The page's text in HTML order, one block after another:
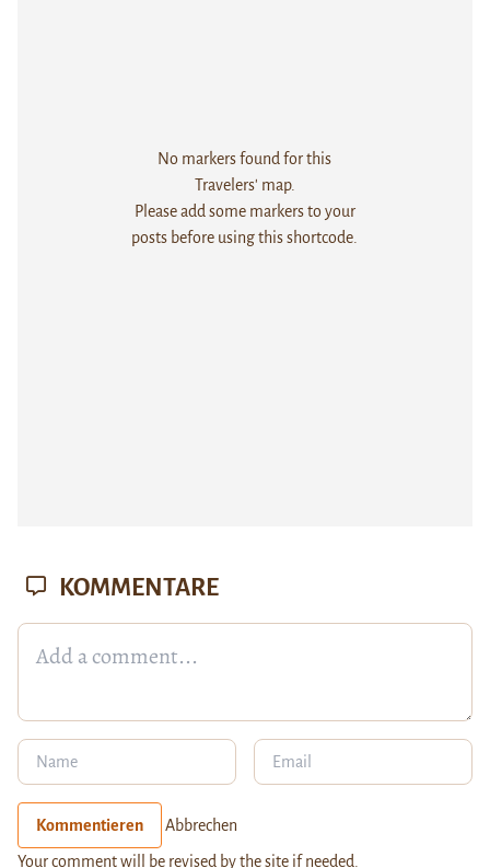
No markers found for this
Travelers' map.
Please add some markers to your
posts before using this shortcode.
KOMMENTARE
Kommentieren Abbrechen
Your comment will be revised by the site if needed.